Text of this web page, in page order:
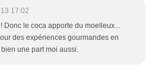
17:02
Donc le coca apporte du moelleux...
des expériences gourmandes en
une part moi aussi.